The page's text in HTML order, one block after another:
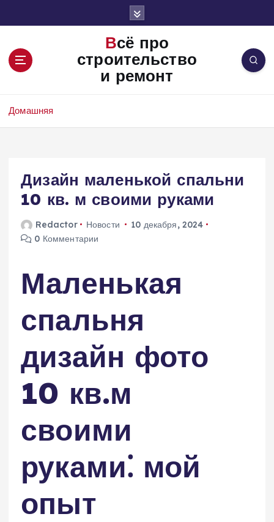
Всё про
строительство
и ремонт
Домашняя
Дизайн маленькой спальни
10 кв. м своими руками
Redactor Новости
10 декабря, 2024
0 Комментарии
Маленькая
спальня
дизайн фото
10 кв.м
своими
руками⁚ мой
опыт